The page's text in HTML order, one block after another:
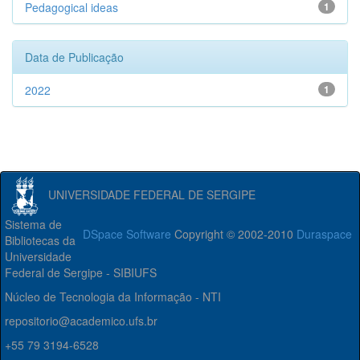
1
Pedagogical ideas
Data de Publicação
1
2022
UNIVERSIDADE FEDERAL DE SERGIPE
DSpace Software Copyright © 2002-2010 Duraspace
Sistema de
Bibliotecas da
Universidade
Federal de Sergipe - SIBIUFS
Núcleo de Tecnologia da Informação - NTI
repositorio@academico.ufs.br
+55 79 3194-6528